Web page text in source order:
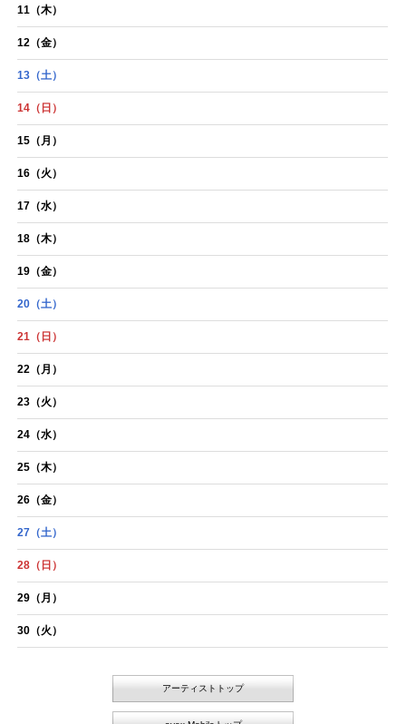
11 （木）
12 （金）
13 （土）
14 （日）
15 （月）
16 （火）
17 （水）
18 （木）
19 （金）
20 （土）
21 （日）
22 （月）
23 （火）
24 （水）
25 （木）
26 （金）
27 （土）
28 （日）
29 （月）
30 （火）
アーティストトップ